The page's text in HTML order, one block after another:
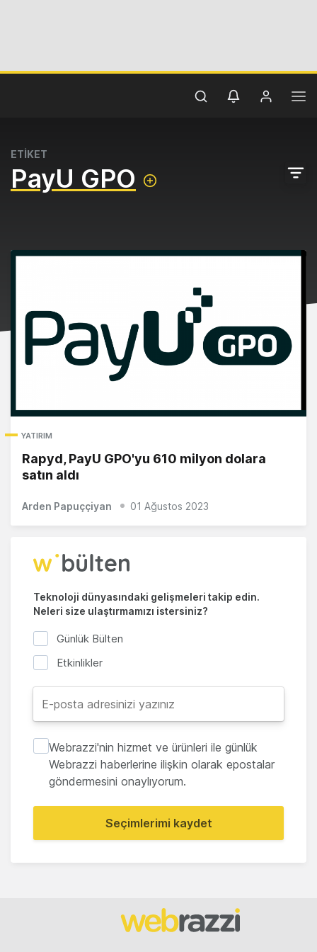
ETİKET
PayU GPO
YATIRIM
Rapyd, PayU GPO'yu 610 milyon dolara
satın aldı
Arden Papuççiyan 01 Ağustos 2023
Teknoloji dünyasındaki gelişmeleri takip edin.
Neleri size ulaştırmamızı istersiniz?
Günlük Bülten
Etkinlikler
Webrazzi'nin hizmet ve ürünleri ile günlük
Webrazzi haberlerine ilişkin olarak epostalar
göndermesini onaylıyorum.
Seçimlerimi kaydet